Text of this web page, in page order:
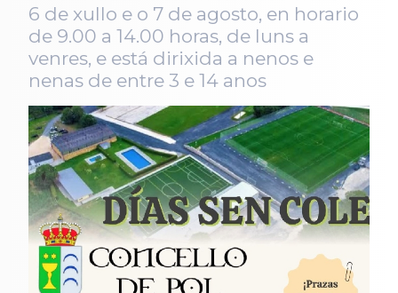
6 de xullo e o 7 de agosto, en horario
de 9.00 a 14.00 horas, de luns a
venres, e está dirixida a nenos e
nenas de entre 3 e 14 anos